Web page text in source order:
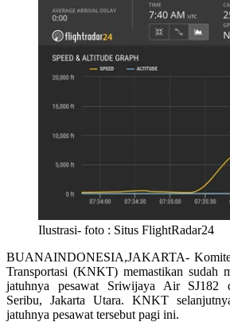
Ilustrasi- foto : Situs FlightRadar24
BUANAINDONESIA,JAKARTA- Komite
Transportasi (KNKT) memastikan sudah
jatuhnya pesawat Sriwijaya Air SJ182
Seribu, Jakarta Utara. KNKT
jatuhnya pesawat tersebut pagi ini.